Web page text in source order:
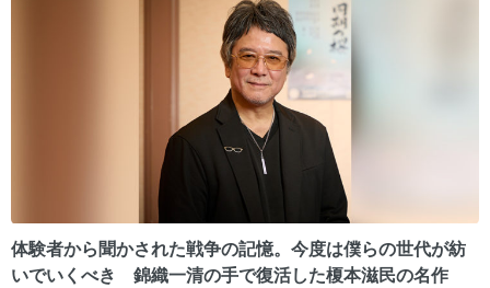
体験者から聞かされた戦争の記憶。今度は僕らの世代が紡
いでいくべき 錦織一清の手で復活した榎本滋民の名作